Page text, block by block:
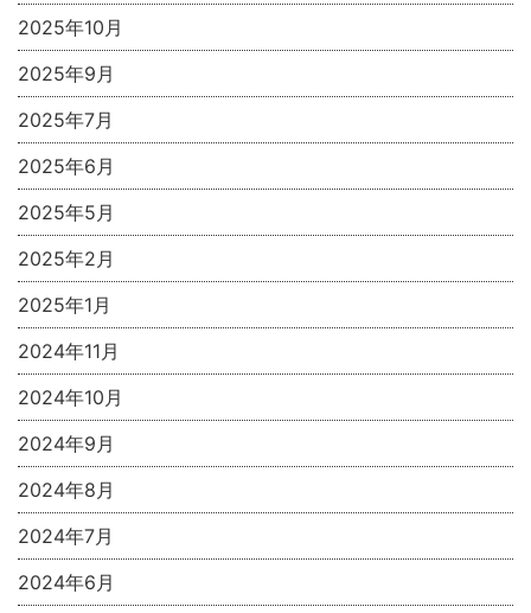
2025年10月
2025年9月
2025年7月
2025年6月
2025年5月
2025年2月
2025年1月
2024年11月
2024年10月
2024年9月
2024年8月
2024年7月
2024年6月